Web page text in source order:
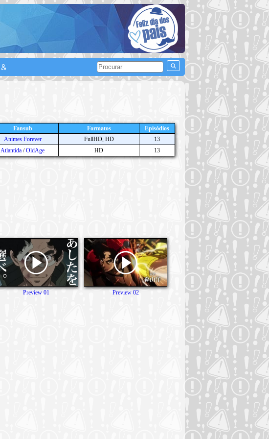
Fansub Formatos
Episódios
Animes Forever
FullHD, HD
13
Atlantida /OldAge HD 13
Preview 01 Preview 02